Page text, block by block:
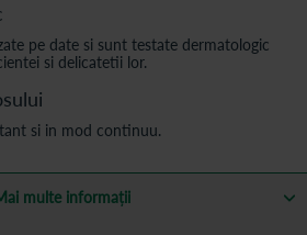
pe date si sunt testate dermatologic
si delicatetii lor.
si in mod continuu.
multe informații